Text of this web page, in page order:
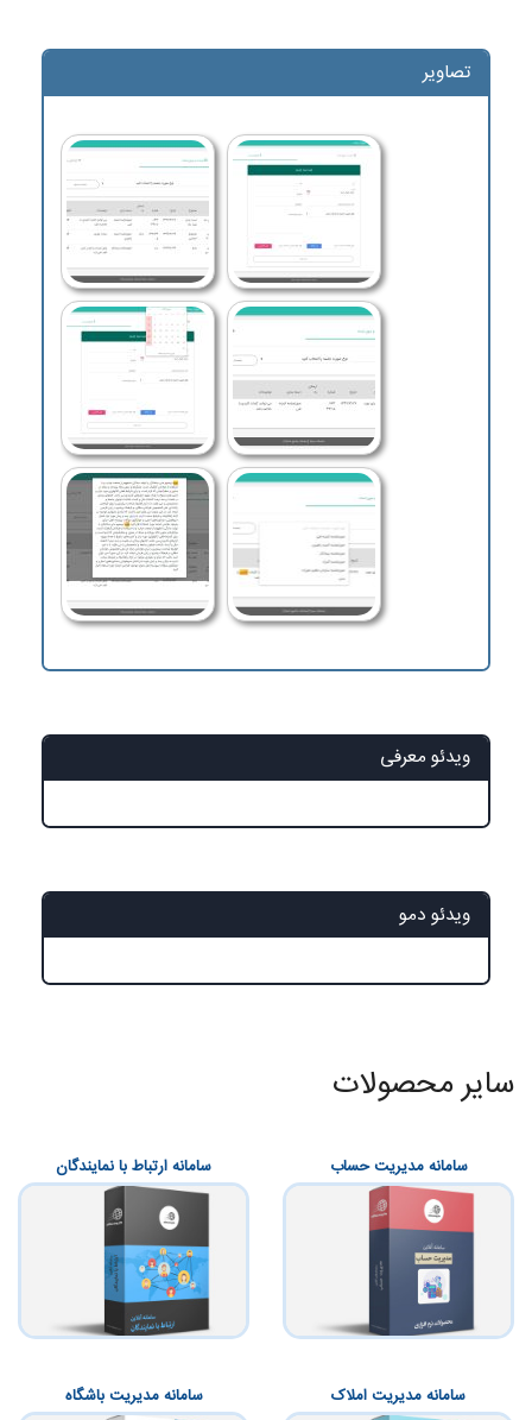
تصاویر
ویدئو معرفی
ویدئو دمو
سایرمحصولات
سامانه ارتباط با نمایندگان سامانه مدیریت حساب
سامانه مدیریت باشگاه سامانه مدیریت املاک